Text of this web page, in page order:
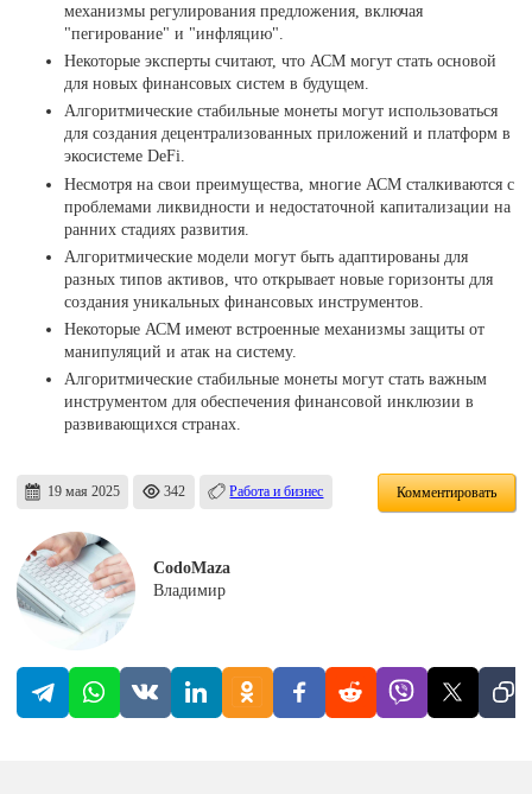
механизмы регулирования предложения, включая
"пегирование" и "инфляцию".
Некоторые эксперты считают, что АСМ могут стать основой
для новых финансовых систем в будущем.
Алгоритмические стабильные монеты могут использоваться
для создания децентрализованных приложений и платформ в
экосистеме DeFi.
Несмотря на свои преимущества, многие АСМ сталкиваются с
проблемами ликвидности и недостаточной капитализации на
ранних стадиях развития.
Алгоритмические модели могут быть адаптированы для
разных типов активов, что открывает новые горизонты для
создания уникальных финансовых инструментов.
Некоторые АСМ имеют встроенные механизмы защиты от
манипуляций и атак на систему.
Алгоритмические стабильные монеты могут стать важным
инструментом для обеспечения финансовой инклюзии в
развивающихся странах.
19 мая 2025 342 Работа и бизнес Комментировать
CodoMaza
Владимир